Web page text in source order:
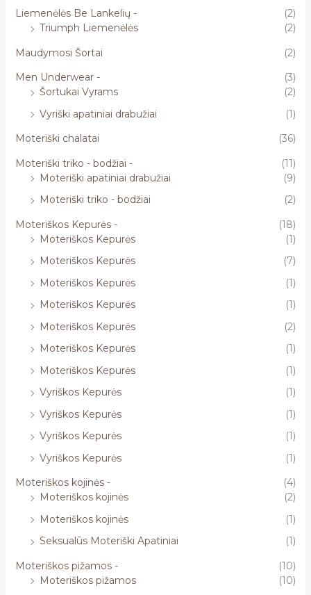
Liemenėlės Be Lankelių -
(2)
Triumph Liemenėlės
(2)
Maudymosi Šortai
(2)
Men Underwear -
(3)
Šortukai Vyrams
(2)
Vyriški apatiniai drabužiai
(1)
Moteriški chalatai
(36)
Moteriški triko - bodžiai -
(11)
Moteriški apatiniai drabužiai
(9)
Moteriški triko - bodžiai
(2)
Moteriškos Kepurės -
(18)
Moteriškos Kepurės
(1)
Moteriškos Kepurės
(7)
Moteriškos Kepurės
(1)
Moteriškos Kepurės
(1)
Moteriškos Kepurės
(2)
Moteriškos Kepurės
(1)
Moteriškos Kepurės
(1)
Vyriškos Kepurės
(1)
Vyriškos Kepurės
(1)
Vyriškos Kepurės
(1)
Vyriškos Kepurės
(1)
Moteriškos kojinės -
(4)
Moteriškos kojinės
(2)
Moteriškos kojinės
(1)
Seksualūs Moteriški Apatiniai
(1)
Moteriškos pižamos -
(10)
Moteriškos pižamos
(10)